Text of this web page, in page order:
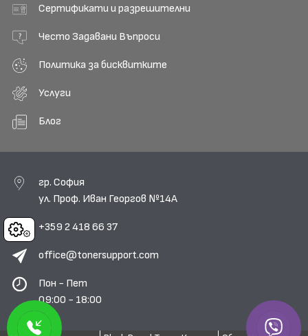
Cookies
Сертификати и разрешителни
Често Задавани Въпроси
Политика за бисквитките
Услуги
Блог
гр. София
ул. Проф. Иван Георгов №14А
+359 2 418 66 37
office@tonersupport.com
Пон - Пет
09:00 - 18:00